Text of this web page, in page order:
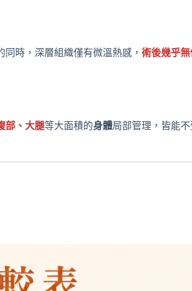
時，深層組織僅有微溫熱感， 術後幾乎無
部、大腿等大面積的身體局部管理，皆能